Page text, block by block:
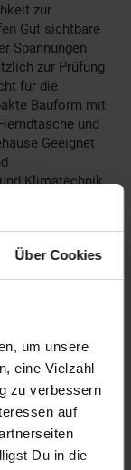
Über Cookies
um unsere
eine Vielzahl
zu verbessern
auf
Du in die
zur
Gut sichtbare
Spannungen
zur Prüfung
für die
Bauform mit
und
Geeignet
Klimatechnik
– 1000V (nicht
0°C … 50°C